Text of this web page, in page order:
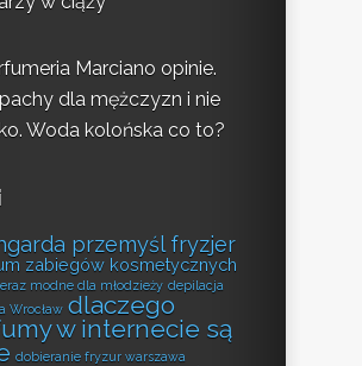
Marciano opinie.
dla mężczyzn i nie
Woda kolońska co to?
przemyśl fryzjer
zabiegów kosmetycznych
modne dla młodzieży depilacja
Wrocław dlaczego
w internecie są
dobieranie fryzur warszawa